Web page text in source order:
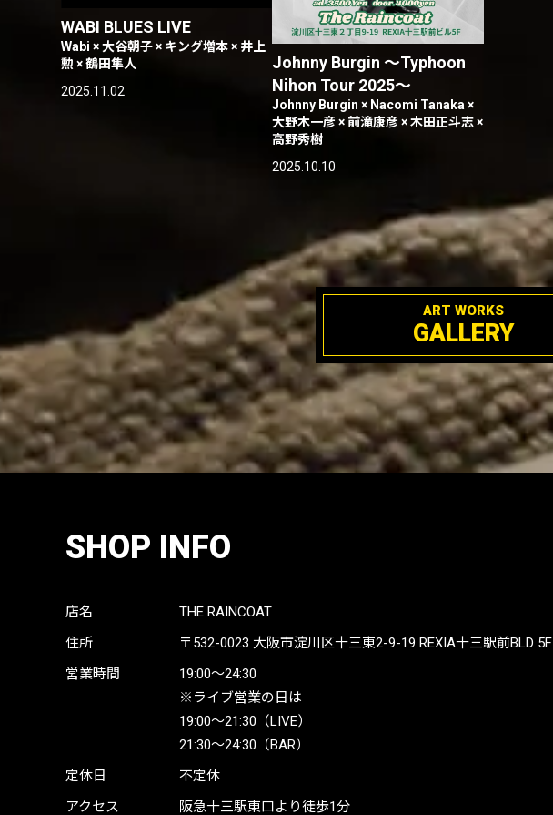
WABI BLUES LIVE
Wabi × 大谷朝子 × キング増本 × 井上
勲 × 鶴田隼人
2025.11.02
Johnny Burgin 〜Typhoon
Nihon Tour 2025〜
Johnny Burgin × Nacomi Tanaka ×
大野木一彦 × 前滝康彦 × 木田正斗志 ×
高野秀樹
2025.10.10
ART WORKS
GALLERY
SHOP INFO
店名
THE RAINCOAT
住所
〒532-0023 大阪市淀川区十三東2-9-19 REXIA十三駅前BLD 5F
営業時間
19:00〜24:30
※ライブ営業の日は
19:00〜21:30（LIVE）
21:30〜24:30（BAR）
定休日
不定休
アクセス
阪急十三駅東口より徒歩1分